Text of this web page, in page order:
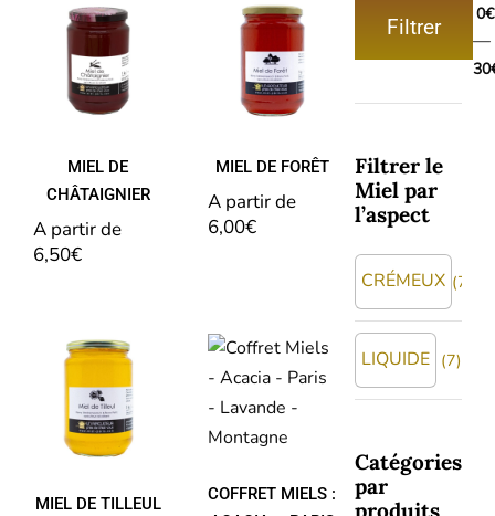
MIEL DE
CHÂTAIGNIER
MIEL DE
CHÂTAIGNIER
A partir de
6,50€
MIEL DE
FORÊT
MIEL DE FORÊT
A partir de
6,00€
MIEL DE
TILLEUL
MIEL DE TILLEUL
MIELS :
ACACIA –
PARIS –
LAVANDE
–
COFFRET MIELS :
Filtrer
0€
—
Filtrer le
Miel par
l’aspect
CRÉMEUX (7)
LIQUIDE (7)
Catégories
par
produits